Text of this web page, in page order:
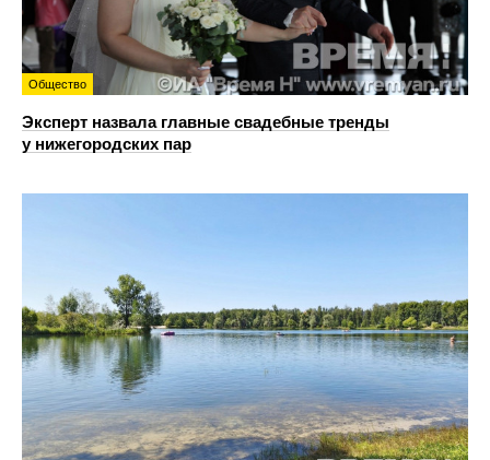
Общество
Эксперт назвала главные свадебные тренды
у нижегородских пар